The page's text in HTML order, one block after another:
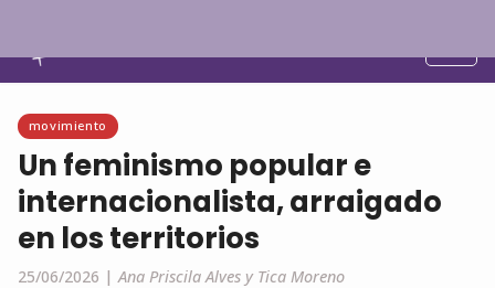
movimiento
Un feminismo popular e
internacionalista, arraigado
en los territorios
25/06/2026 |Ana Priscila Alves y Tica Moreno